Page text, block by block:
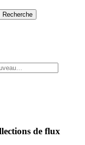
Recherche
de flux